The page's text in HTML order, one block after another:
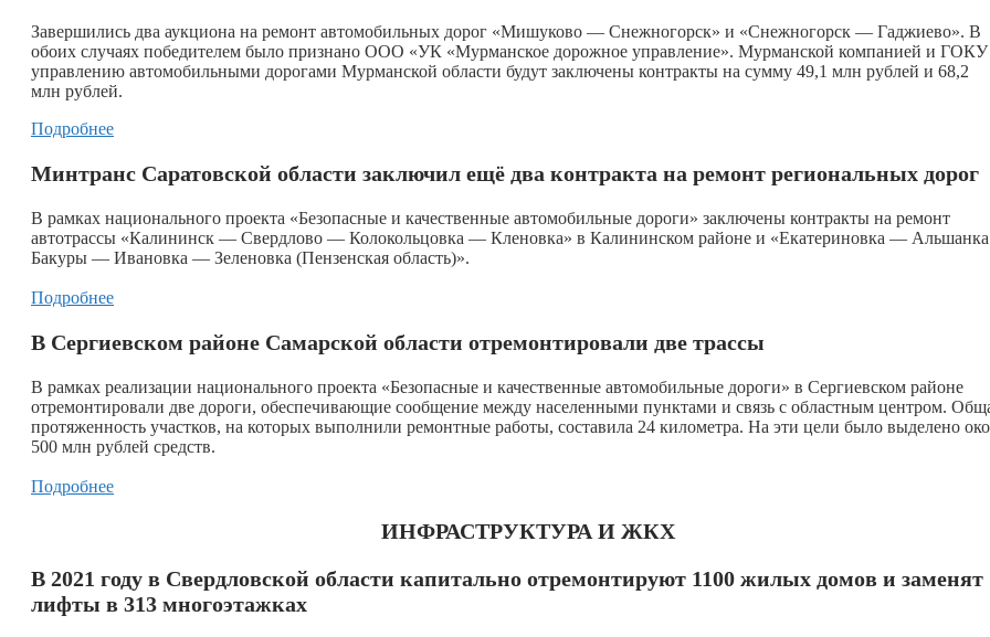
Завершились два аукциона на ремонт автомобильных дорог «Мишуково — Снежногорск» и «Снежногорск — Гаджиево». В
обоих случаях победителем было признано ООО «УК «Мурманское дорожное управление». Мурманской компанией и
управлению автомобильными дорогами Мурманской области будут заключены контракты на сумму 49,1 млн рублей и 68,2
млн рублей.
Подробнее
Минтранс Саратовской области заключил ещё два контракта на ремонт региональных дорог
В рамках национального проекта «Безопасные и качественные автомобильные дороги» заключены контракты на ремонт
автотрассы «Калининск — Свердлово — Колокольцовка — Кленовка» в Калининском районе и «Екатериновка —
Бакуры — Ивановка — Зеленовка (Пензенская область)».
Подробнее
В Сергиевском районе Самарской области отремонтировали две трассы
В рамках реализации национального проекта «Безопасные и качественные автомобильные дороги» в Сергиевском районе
отремонтировали две дороги, обеспечивающие сообщение между населенными пунктами и связь с областным центром.
протяженность участков, на которых выполнили ремонтные работы, составила 24 километра. На эти цели было выделено
500 млн рублей средств.
Подробнее
ИНФРАСТРУКТУРА И ЖКХ
В 2021 году в Свердловской области капитально отремонтируют 1100 жилых домов и заменят
лифты в 313 многоэтажках